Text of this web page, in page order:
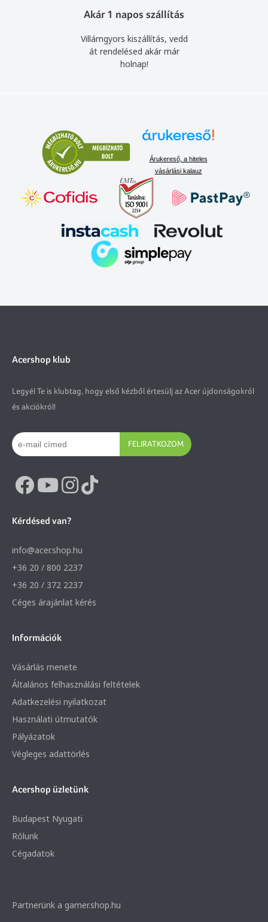
Akár 1 napos szállítás
Villámgyors kiszállítás, vedd
át rendelésed akár már
holnap!
Árukereső, a hiteles
vásárlási kalauz
Acershop klub
Legyél Te is klubtag, hogy első kézből értesülj az Acer újdonságokról
és akciókról!
FELIRATKOZOM
Kérdésed van?
info@acer.shop.hu
+36 20 / 800 2237
+36 20 / 372 2237
Céges árajánlat kérés
Információk
Vásárlás menete
Általános felhasználási feltételek
Adatkezelési nyilatkozat
Használati útmutatók
Pályázatok
Végleges adattörlés
Acershop üzletünk
Budapest Nyugati
Rólunk
Cégadatok
Partnerünk a gamer.shop.hu